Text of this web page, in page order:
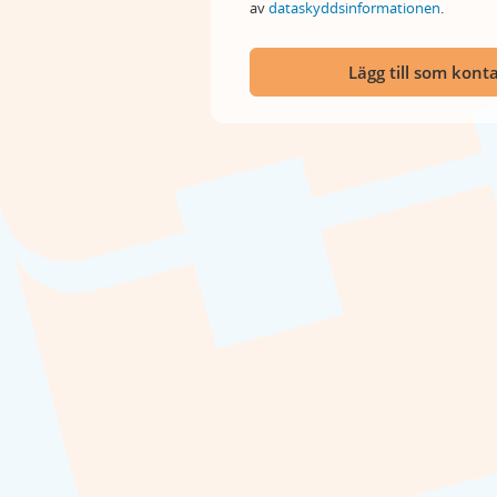
avdataskyddsinformationen.
Lägg till som